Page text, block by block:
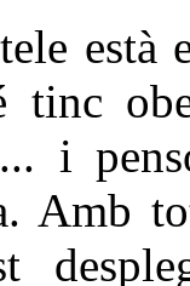
està
tinc
i
Amb